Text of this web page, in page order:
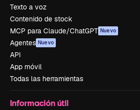
Texto a voz
Contenido de stock
MCP para Claude/ChatGPT Nuevo
Agentes Nuevo
API
App móvil
Todas las herramientas
Información útil